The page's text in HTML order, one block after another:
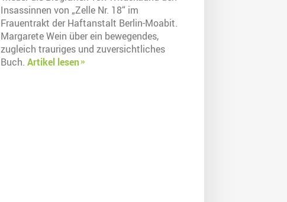
Insassinnen von „Zelle Nr. 18“ im
Frauentrakt der Haftanstalt Berlin-Moabit.
Margarete Wein über ein bewegendes,
zugleich trauriges und zuversichtliches
Buch. Artikel lesen